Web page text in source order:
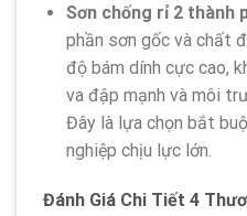
Sơn chống rỉ 2 thành
phần sơn gốc và chất
độ bám dính cực cao,
va đập mạnh và môi
Đây là lựa chọn bắt
nghiệp chịu lực lớn.
Đánh Giá Chi Tiết 4